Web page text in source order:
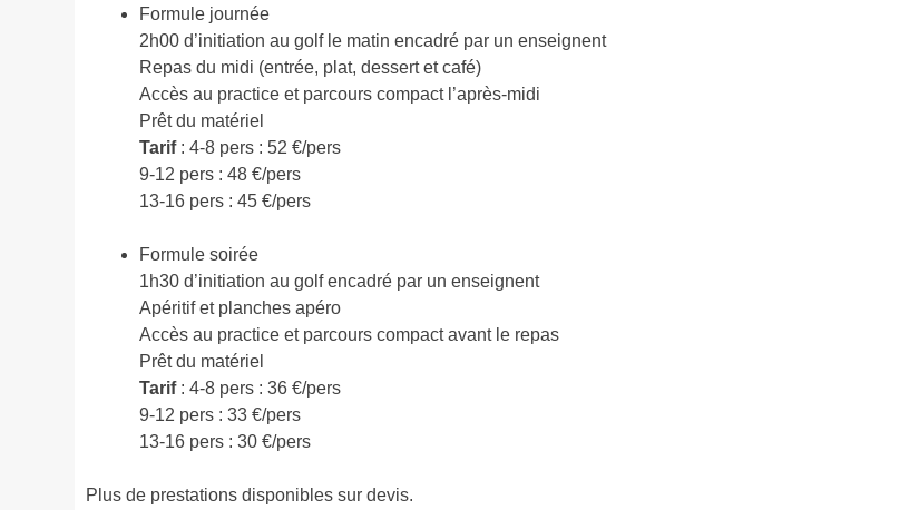
Formule journée
2h00 d’initiation au golf le matin encadré par un enseignent
Repas du midi (entrée, plat, dessert et café)
Accès au practice et parcours compact l’après-midi
Prêt du matériel
Tarif: 4-8 pers : 52 €/pers
9-12 pers : 48 €/pers
13-16 pers : 45 €/pers
Formule soirée
1h30 d’initiation au golf encadré par un enseignent
Apéritif et planches apéro
Accès au practice et parcours compact avant le repas
Prêt du matériel
Tarif: 4-8 pers : 36 €/pers
9-12 pers : 33 €/pers
13-16 pers : 30 €/pers
Plus de prestations disponibles sur devis.